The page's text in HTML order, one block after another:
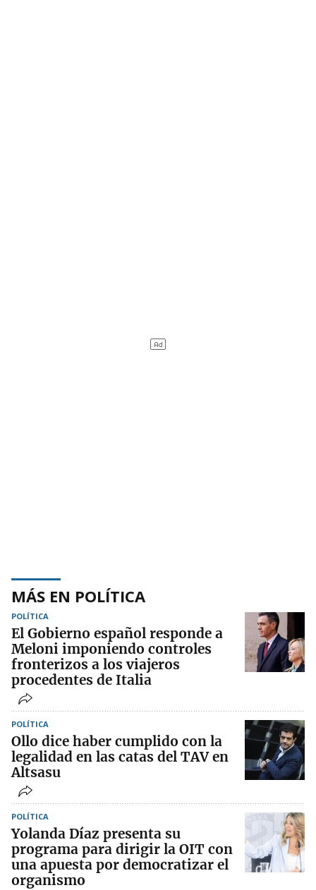
MÁS EN POLÍTICA
POLÍTICA
El Gobierno español responde a
Meloni imponiendo controles
fronterizos a los viajeros
procedentes de Italia
POLÍTICA
Ollo dice haber cumplido con la
legalidad en las catas del TAV en
Altsasu
POLÍTICA
Yolanda Díaz presenta su
programa para dirigir la OIT con
una apuesta por democratizar el
organismo